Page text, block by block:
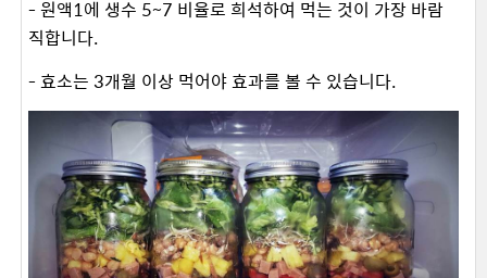
- 원액1에 생수 5~7 비율로 희석하여 먹는 것이 가장 바람
직합니다.
- 효소는 3개월 이상 먹어야 효과를 볼 수 있습니다.